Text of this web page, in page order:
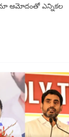
ఆమోదంతో ఎన్నికల